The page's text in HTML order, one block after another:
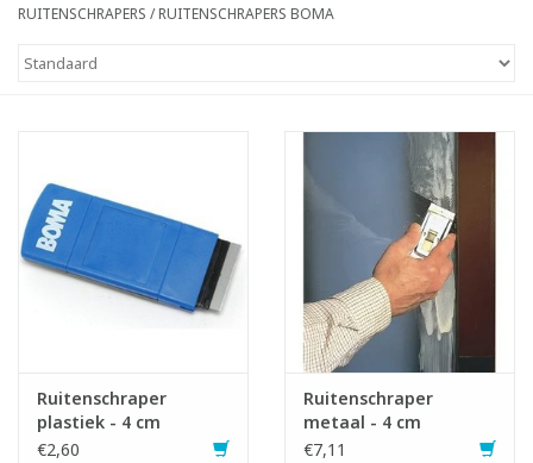
Blog
RUITENSCHRAPERS /RUITENSCHRAPERS BOMA
Ruitenschraper
plastiek - 4 cm
€2,60
Ruitenschraper
metaal - 4 cm
€7,11